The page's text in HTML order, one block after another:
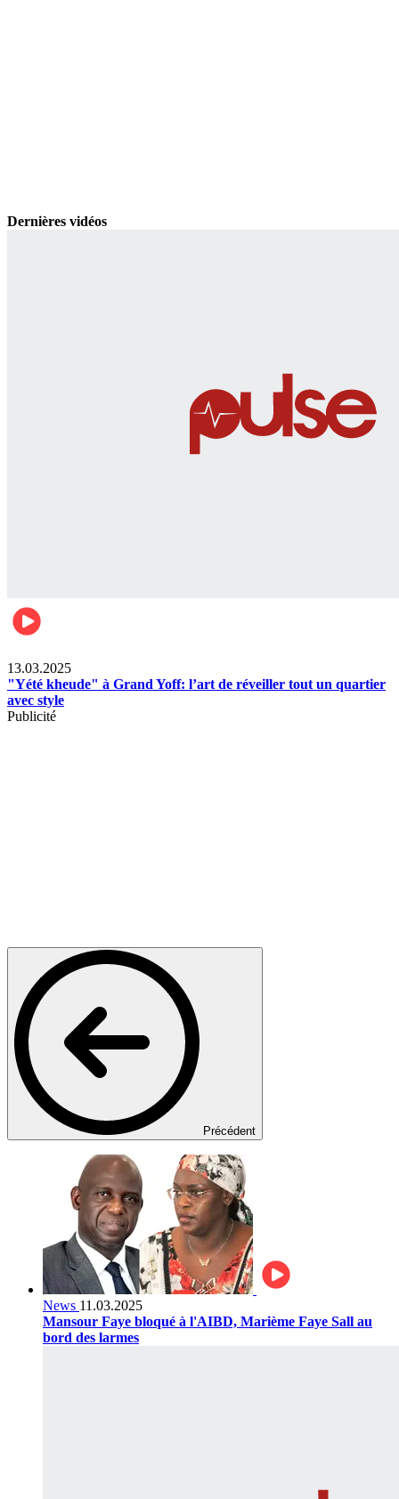
Dernières vidéos
13.03.2025
"Yété kheude" à Grand Yoff: l’art de réveiller tout un quartier
avec style
Publicité
Précédent
News 11.03.2025
Mansour Faye bloqué à l'AIBD, Marième Faye Sall au
bord des larmes